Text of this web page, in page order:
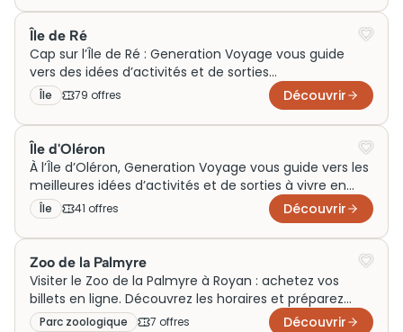
expériences à vivre autour de Sarlat et des sites
emblématiques pour profiter pleinement de cette
destination unique.
Île de Ré
Cap sur l’Île de Ré : Generation Voyage vous guide
vers des idées d’activités et de sorties
incontournables pour un week-end ou un voyage
réussi. Que ce soit en famille ou en couple, entre
visites authentiques et expériences autour des
villages rétais, chaque moment devient une
parenthèse iodée à savourer pleinement.
Île 79 offres Découvrir
Île d'Oléron
À l’Île d’Oléron, Generation Voyage vous guide vers les
meilleures idées d’activités et de sorties à vivre en
famille, en couple ou lors d’un week-end iodé. Entre
plages sauvages, villages lumineux et visites
incontournables autour de l’île, trouvez l’inspiration
pour un voyage riche en découvertes et en émotions.
Île 41 offres Découvrir
Zoo de la Palmyre
Visiter le Zoo de la Palmyre à Royan : achetez vos
billets en ligne. Découvrez les horaires et préparez
votre visite exceptionnelle dès maintenant !
Parc zoologique 7 offres Découvrir